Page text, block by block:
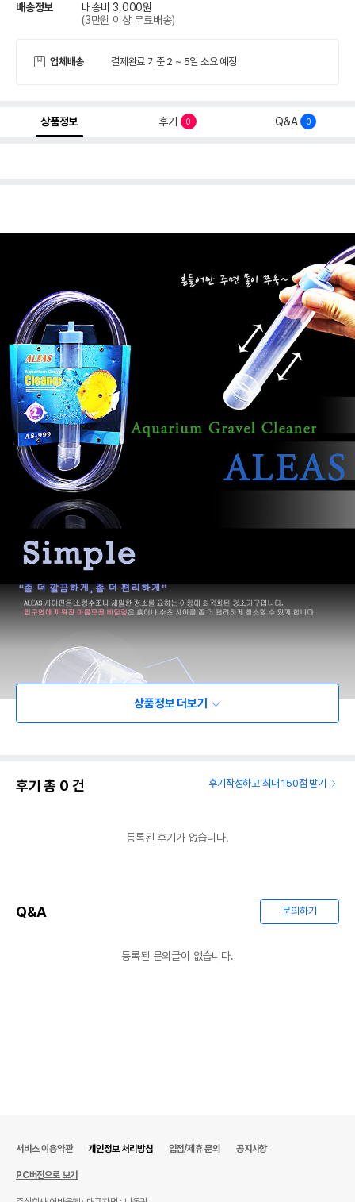
배송정보
배송비 3,000원
(3만원 이상 무료배송)
업체배송 결제완료 기준 2 ~ 5일 소요 예정
상품정보 후기 0 Q&A 0
경우 그에 대한 사항
제조국 또는 원산지
상품정보 더보기
후기 총 0 건 후기작성하고 최대 150점 받기
등록된 후기가 없습니다.
Q&A 문의하기
등록된 문의글이 없습니다.
서비스 이용약관 개인정보 처리방침 입점/제휴 문의 공지사항
PC버전으로 보기